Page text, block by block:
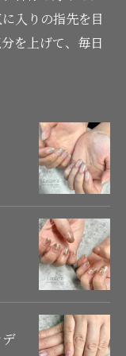
入りの指先を目
を上げて、毎日